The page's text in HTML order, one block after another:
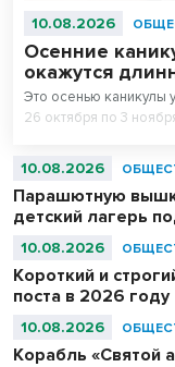
10.08.2026
Осенние
окажутся
Это осенью каникулы
26 октября по 3
10.08.2026
Парашютную
детский лагерь
10.08.2026
Короткий и
поста в 2026 году
10.08.2026
Корабль «Святой